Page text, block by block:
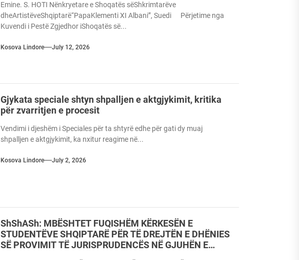
Emine. S. HOTI Nënkryetare e Shoqatës sëShkrimtarëve
dheArtistëveShqiptarë“PapaKlementi XI Albani”, Suedi Përjetime nga
Kuvendi i Pestë Zgjedhor iShoqatës së...
Kosova Lindore July 12, 2026
Gjykata speciale shtyn shpalljen e aktgjykimit, kritika
për zvarritjen e procesit
Vendimi i djeshëm i Speciales për ta shtyrë edhe për gati dy muaj
shpalljen e aktgjykimit, ka nxitur reagime në...
Kosova Lindore July 2, 2026
ShShASh: MBËSHTET FUQISHËM KËRKESËN E
STUDENTËVE SHQIPTARË PËR TË DREJTËN E DHËNIES
SË PROVIMIT TË JURISPRUDENCËS NË GJUHËN E